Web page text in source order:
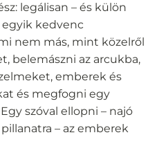
legálisan – és külön
kedvenc
nem más, mint közelről
belemászni az arcukba,
emberek és
és megfogni egy
szóval ellopni – najó
– az emberek